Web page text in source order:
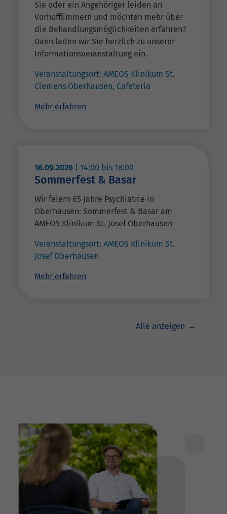
Sie oder ein Angehöriger leiden an
Vorhofflimmern und möchten mehr über
die Behandlungsmöglichkeiten erfahren?
Dann laden wir Sie herzlich zu unserer
Informationsveranstaltung ein.
Veranstaltungsort: AMEOS Klinikum St.
Clemens Oberhausen, Cafeteria
Mehr erfahren
16.09.2026 14:00 bis 18:00
Sommerfest & Basar
Wir feiern 65 Jahre Psychiatrie in
Oberhausen: Sommerfest & Basar am
AMEOS Klinikum St. Josef Oberhausen
Veranstaltungsort: AMEOS Klinikum St.
Josef Oberhausen
Mehr erfahren
Alle anzeigen